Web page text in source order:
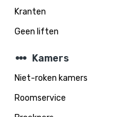
Kranten
Geen liften
steppers Kamers
Niet-roken kamers
Roomservice